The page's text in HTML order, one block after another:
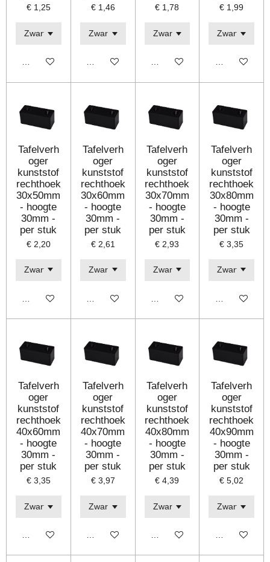
€ 1,25
Bekijk details
€ 1,46
Bekijk details
€ 1,78
Bekijk details
€ 1,99
Bekijk details
Tafelverh
oger
kunststof
rechthoek
30x50mm
- hoogte
30mm -
per stuk
€ 2,20
Bekijk details
Tafelverh
oger
kunststof
rechthoek
30x60mm
- hoogte
30mm -
per stuk
€ 2,61
Bekijk details
Tafelverh
oger
kunststof
rechthoek
30x70mm
- hoogte
30mm -
per stuk
€ 2,93
Bekijk details
Tafelverh
oger
kunststof
rechthoek
30x80mm
- hoogte
30mm -
per stuk
€ 3,35
Bekijk details
Tafelverh
oger
kunststof
rechthoek
40x60mm
- hoogte
30mm -
per stuk
€ 3,35
Bekijk details
Tafelverh
oger
kunststof
rechthoek
40x70mm
- hoogte
30mm -
per stuk
€ 3,97
Bekijk details
Tafelverh
oger
kunststof
rechthoek
40x80mm
- hoogte
30mm -
per stuk
€ 4,39
Bekijk details
Tafelverh
oger
kunststof
rechthoek
40x90mm
- hoogte
30mm -
per stuk
€ 5,02
Bekijk details